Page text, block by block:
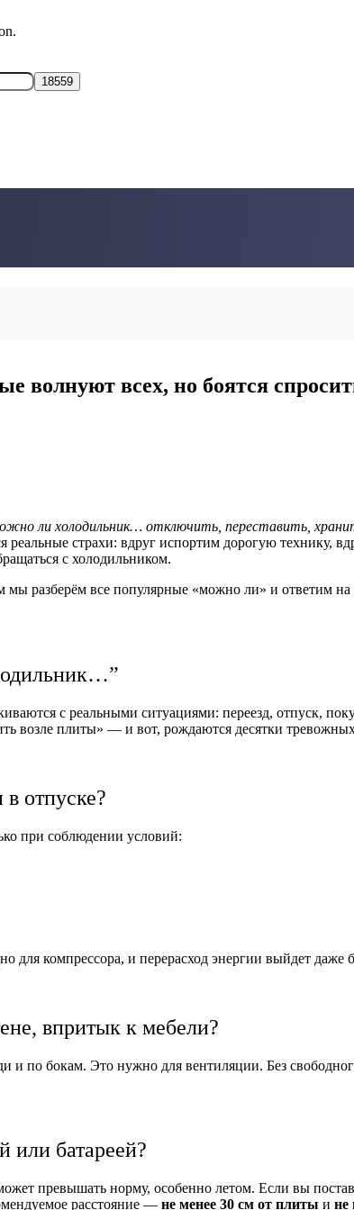
волнуют всех, но боятся
ли холодильник… отключить, переставить,
страхи: вдруг испортим дорогую технику,
с холодильником.
разберём все популярные «можно ли» и ответим
с реальными ситуациями: переезд, отпуск,
возле плиты» — и вот, рождаются десятки
отпуске?
при соблюдении условий:
для компрессора, и перерасход энергии выйдет даже
впритык к мебели?
и по бокам. Это нужно для вентиляции. Без
или батареей?
превышать норму, особенно летом. Если вы
расстояние — не менее 30 см от плиты и не